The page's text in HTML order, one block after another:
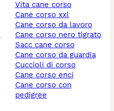
vita cane corso
cane corso xxl
cane corso da lavoro
cane corso nero tigrato
sacc cane corso
cane corso da guardia
cuccioli di corso
cane corso enci
cane corso con
pedigree